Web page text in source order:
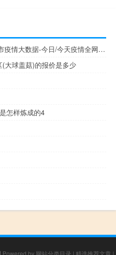
2023年10月14日福建省南平市疫情大数据-今日/今天疫情全网搜索最新实时消息动态情况通知播报
大球盖菇)的报价是多少
怎样炼成的4
Powered by 网站分类目录 | 精选推荐文章 |